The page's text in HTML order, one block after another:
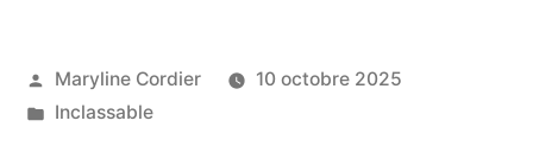
Publié
par
Maryline Cordier
10 octobre 2025
Publié
Inclassable